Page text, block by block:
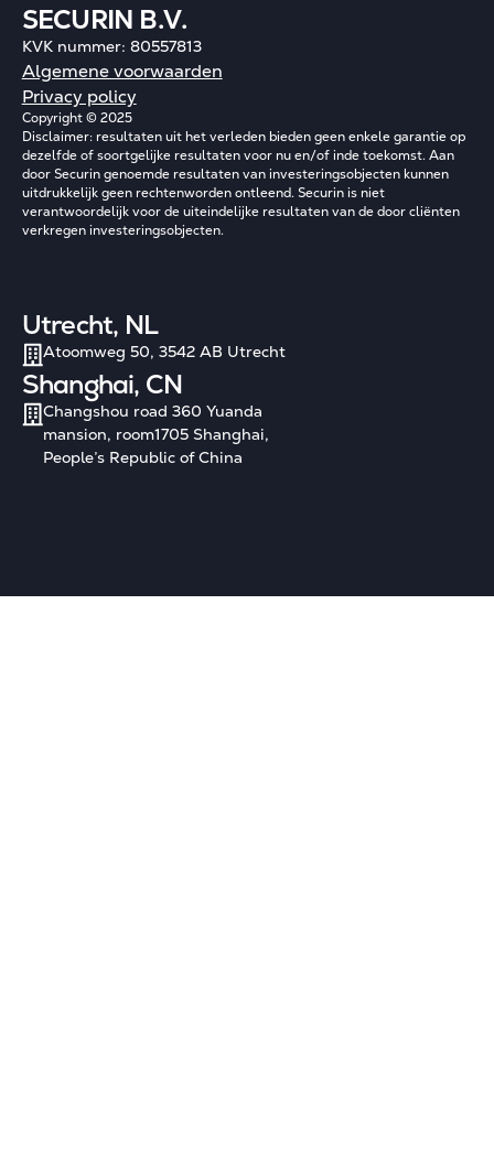
SECURIN B.V.
KVK nummer: 80557813
Algemene voorwaarden
Privacy policy
Copyright © 2025
Disclaimer: resultaten uit het verleden bieden geen enkele garantie op
dezelfde of soortgelijke resultaten voor nu en/of inde toekomst. Aan
door Securin genoemde resultaten van investeringsobjecten kunnen
uitdrukkelijk geen rechtenworden ontleend. Securin is niet
verantwoordelijk voor de uiteindelijke resultaten van de door cliënten
verkregen investeringsobjecten.
Utrecht, NL
Atoomweg 50, 3542 AB Utrecht
Shanghai, CN
Changshou road 360 Yuanda
mansion, room1705 Shanghai,
People’s Republic of China